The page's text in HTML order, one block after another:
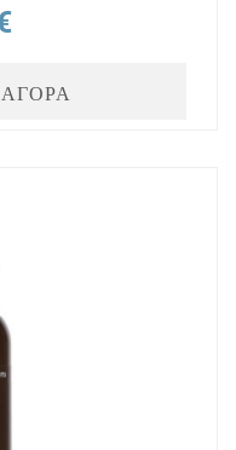
ΑΓΟΡΑ